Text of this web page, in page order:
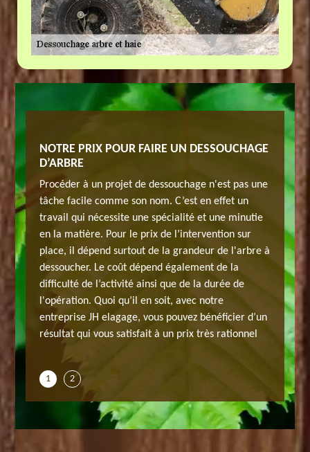
doute
travail
NOTRE PRIX POUR FAIRE UN DESSOUCHAGE
D’ARBRE
Procéder à un projet de dessouchage n'est pas une
tâche facile comme son nom. C’est en effet un
travail qui nécessite une spécialité et une minutie
en la matière. Pour le prix de l’intervention sur
place, il dépend surtout de la grandeur de l'arbre à
dessoucher. Le coût dépend également de la
difficulté de l’activité ainsi que de la durée de
l'opération. Quoi qu’il en soit, avec notre
entreprise JH elagage, vous pouvez bénéficier d’un
résultat qui vous satisfait à un prix très rationnel
Après
afin de
arbre
savoir-
à notre
1 2